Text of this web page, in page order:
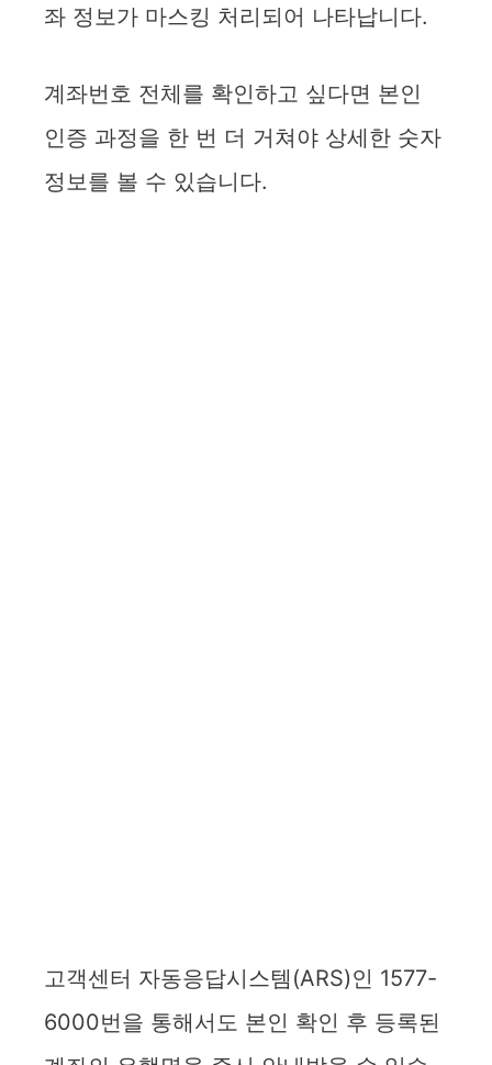
좌 정보가 마스킹 처리되어 나타납니다.
계좌번호 전체를 확인하고 싶다면 본인
인증 과정을 한 번 더 거쳐야 상세한 숫자
정보를 볼 수 있습니다.
고객센터 자동응답시스템(ARS)인 1577-
6000번을 통해서도 본인 확인 후 등록된